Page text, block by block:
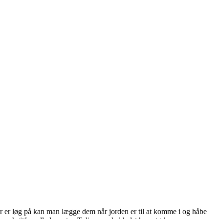
løg på kan man lægge dem når jorden er til at komme i og håbe